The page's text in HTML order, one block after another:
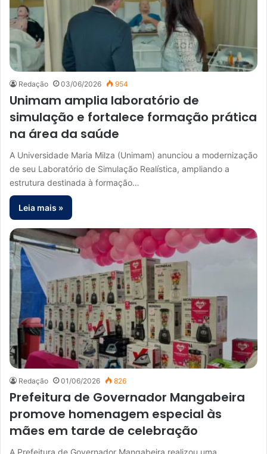
Redação 03/06/2026 954
Unimam amplia laboratório de
simulação e fortalece formação prática
na área da saúde
A Universidade Maria Milza (Unimam) anunciou a modernização
de seu Laboratório de Simulação Realística, ampliando a
estrutura destinada à formação…
Leia mais »
Redação 01/06/2026 826
Prefeitura de Governador Mangabeira
promove homenagem especial às
mães em tarde de celebração
A Prefeitura de Governador Mangabeira realizou uma